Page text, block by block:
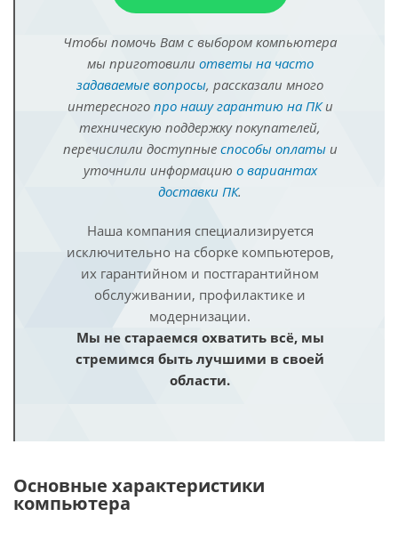
Чтобы помочь Вам с выбором компьютера
мы приготовили ответы на часто
задаваемые вопросы, рассказали много
интересного про нашу гарантию на ПКи
техническую поддержку покупателей,
перечислили доступные способы оплатыи
уточнили информацию о вариантах
доставки ПК.
Наша компания специализируется
исключительно на сборке компьютеров,
их гарантийном и постгарантийном
обслуживании, профилактике и
модернизации.
Мы не стараемся охватить всё, мы
стремимся быть лучшими в своей
области.
Основные характеристики
компьютера